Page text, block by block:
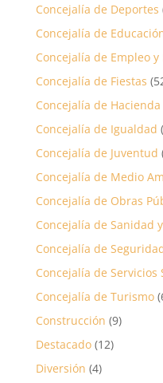
Concejalía de Deportes
Concejalía de
Concejalía de Empleo y
Concejalía de Fiestas
Concejalía de Hacienda
Concejalía de Igualdad
Concejalía de Juventud
Concejalía de Medio
Concejalía de Obras
Concejalía de Sanidad
Concejalía de
Concejalía de Servicios
Concejalía de Turismo
Construcción (9)
Destacado(12)
Diversión (4)